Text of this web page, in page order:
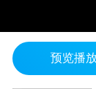
预览播